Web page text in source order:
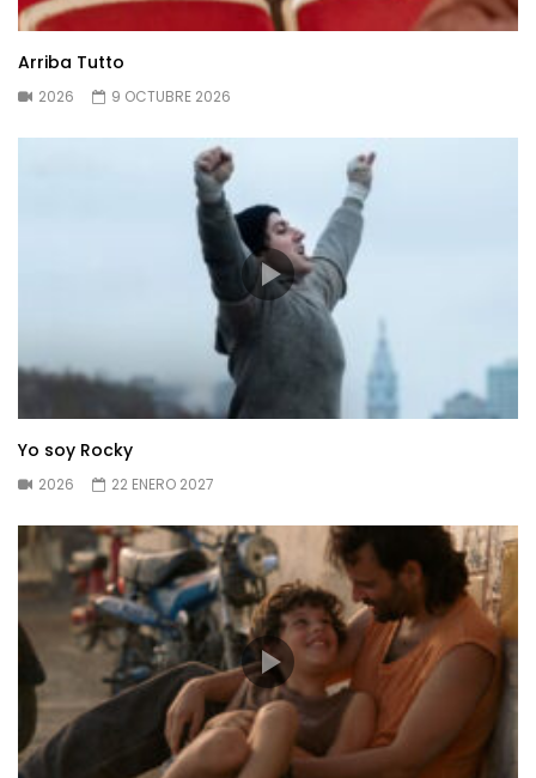
Arriba Tutto
2026 9 OCTUBRE 2026
Yo soy Rocky
2026 22 ENERO 2027